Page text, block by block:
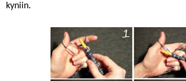
kyniin.